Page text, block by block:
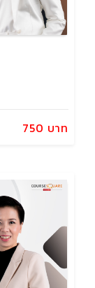
750 บาท